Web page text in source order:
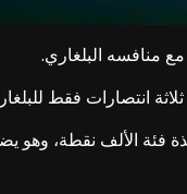
منافسه البلغاري.
فئة الألف نقطة،